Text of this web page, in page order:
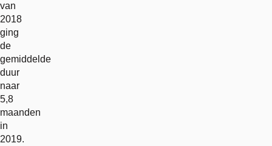
van
2018
ging
de
gemiddelde
duur
naar
5,8
maanden
in
2019.